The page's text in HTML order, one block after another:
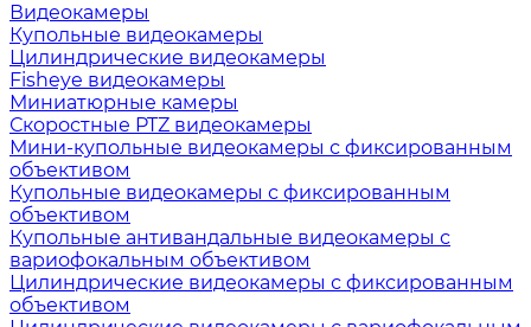
Видеокамеры
Купольные видеокамеры
Цилиндрические видеокамеры
Fisheye видеокамеры
Миниатюрные камеры
Скоростные PTZ видеокамеры
Мини-купольные видеокамеры с фиксированным
объективом
Купольные видеокамеры с фиксированным
объективом
Купольные антивандальные видеокамеры с
вариофокальным объективом
Цилиндрические видеокамеры с фиксированным
объективом